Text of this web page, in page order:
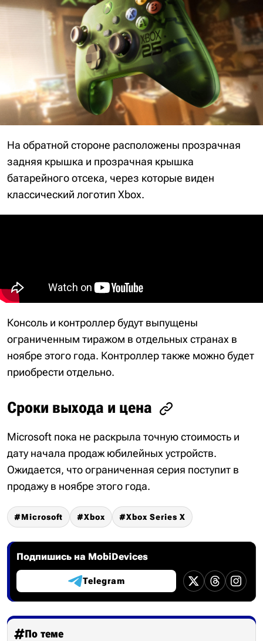
На обратной стороне расположены прозрачная
задняя крышка и прозрачная крышка
батарейного отсека, через которые виден
классический логотип Xbox.
Консоль и контроллер будут выпущены
ограниченным тиражом в отдельных странах в
ноябре этого года. Контроллер также можно будет
приобрести отдельно.
Сроки выхода и цена
Microsoft пока не раскрыла точную стоимость и
дату начала продаж юбилейных устройств.
Ожидается, что ограниченная серия поступит в
продажу в ноябре этого года.
Microsoft Xbox Xbox Series X
Подпишись на MobiDevices
Telegram
По теме